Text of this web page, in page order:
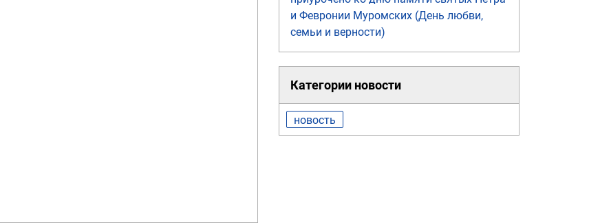
и Февронии Муромских (День любви,
семьи и верности)
Категории новости
новость